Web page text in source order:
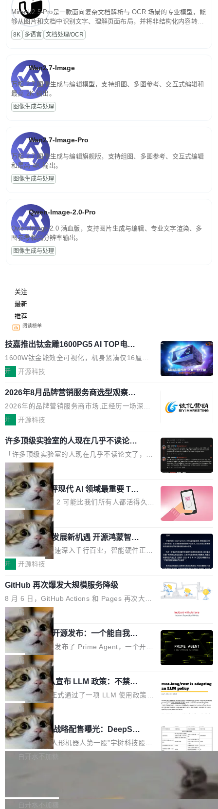
MinerU2.5-Pro是一款面向复杂文档解析与 OCR 场景的专业模型，能
够从图片和文档中识别文字、理解页面布局，并将非结构化内容转换
为便于存储、检索和二次处理的结构化结果。
8K 多语言 文档处理/OCR
Wan2.7-Image
万相 2.7 图像生成与编辑模型，支持组图、多图参考、交互式编辑和
最高 2K 输出。
图像生成与处理
Wan2.7-Image-Pro
万相 2.7 图像生成与编辑旗舰版，支持组图、多图参考、交互式编辑
和最高 4K 输出。
图像生成与处理
Qwen-Image-2.0-Pro
Qwen-Image-2.0 满血版，支持图片生成与编辑、专业文字渲染、多
图参考和高分辨率输出。
图像生成与处理
关注
最新
推荐
阅读榜单
技嘉推出钛金雕1600PG5 AI TOP电
源：为发烧级主机与本地AI算力打造旗
舰供电方案
1600W钛金能效全可视化，机身紧凑仅16厘米
继2026台北电脑展首度亮相后，技嘉科技近日正
电源专为发烧级DIY主机与本地AI算力平台打
造，整机长度仅16厘米，提供1600W额定功率
与80PLUS钛金能效；支持ATX 3.1与PCIe 5.1
实时LCD监控屏，可充分满足当下高阶PC主机
的严苛使用需求。 澎湃功率，紧凑机身 钛金雕1
600PG5 AI TOP具备强悍输出功率，同时实现
机身尺寸大幅精简。整机长度仅16厘米，属于同
功率段机身尺寸十分紧凑的1600W电源产品。小
巧机身有效提升市面主流标准A...
开 开源科技
2026年8月品牌营销服务商选型观察：
从流量思维到品牌资产思维的范式转移
2026年的品牌营销服务商市场,正经历一场深刻
的价值重构。全球全案品牌代理机构市场从2025
复合增长率达5.44%,预计2032年将突破120亿美
元。数字广告与公共关系相关服务市场更是从20
25年的8463亿美元扩张至2026年的8763亿美
元。数字的背后是一个清晰的事实——品牌对专
业化营销服务的需求从未如此迫切。 但市场扩容
的同时,服务商的竞争逻辑正在改变。2026年Top
Agency年度合辑的观察指出,“产品”这个离消费
者最近的载体,在整个品牌营销层面的权重显著变
高了。全域营销服务商的竞争正在从规模转向深
度,案例厚度、全域覆盖、多线协同...
开 开源科技
许多顶级实验室的人现在几乎不读论文
了
「许多顶级实验室的人现在几乎不读论文了，而
且他们认为 ICLR/ICML/NeurIPS 充斥着大量过
度宣传和欺诈。」 OpenAI 研究员 Keller Jorda
n 这条推文引发了广泛讨论。他不是在说风凉
话，他是说出了一个圈内人尽皆知但很少公开捅
破的事实。 Jordan 随后补充了一句软化声明：
「我不认为这些会议上大部分论文都在过度宣传
或造假。问题是，作为读者，如果你筛选出那些
看起来最令人兴奋的论文，那它们大部分都是过
度宣传的。」 这才是真正的痛点。不是所有论文
都有问题，是最吸引眼球的那批论文最有问题。
他引用的帖子来自 Mathew Shen，一位 ICLR 2
026 的读者：「看了篇 ...
局
xAI 前工程师评现代 AI 领域最重要 Top
3 开源项目
Flash Attention 2 可能比我们所有人都活得久。
这句话不是来自某个技术博客，而是出自 Hieu
Pham 的一条推文。Hieu Pham 是谁？他是 xAI
的早期工程师之一，在 Grok 训练基础设施团队
工作过。近日他在 X 上发了一条帖子，列出了他
认为现代 AI 领域最重要的三个开源项目。 第一
理由很具体。FA 系列不需要解释，但 FA2 是他
认为最重要的一个——复杂度恰到好处，刚好能
驱动你去学 CuTe，但还没被那些"邪恶的" Hopp
er++ 优化所淹没，足够容易修改和适配。 更关
键的是 FA2 的持久性...
局
共商智能硬件发展新机遇 开源鸿蒙智能
硬件开发者日杭州站即将举行
随着万物智联加速深入千行百业，智能硬件正从
单点设备迈向智能化、网联化、协同化发展。作
鸿蒙通过统一技术底座和分布式能力，为不同类
型智能设备的开发、连接与互联提供关键支撑，
也为产业链企业探索产品创新与商业增长打开新
的空间。 8月14日，开源鸿蒙智能硬件开发者日
（OHDD：OpenHarmony Hardware Develope
r Day）将在杭州启航。活动面向智能硬件产业
链企业和开发者，邀请行业专家与资深技术顾
问，围绕开源鸿蒙技术能力、设备适配、芯片适
配、功耗与稳定性调优、兼容性测评及统一互联
等内容展开系统讲解和实战交流，帮助企业进一
步了解开源鸿蒙在智能...
开 开源科技
GitHub 再次爆发大规模服务降级
8 月 6 日，GitHub Actions 和 Pages 再次大规
模服务降级，Actions 完全不可用超过 5 小时，
webhook 停发，连自托管 runner 也因调度层故
障无法工作。Pages、Copilot code review、C
opilot coding agent 全部受影响。从检测到完全
恢复，大约 12 小时。 这是 2026 年 8 月的第六
起事故，其中四起与 AI/Copilot 服务相关。 Git
Hub 员工 kdaigle 在 HN 讨论中贴出了一组数
据：2025 年全年 10 亿次 commit。现在，每周
2.75 亿次，全年预计 140 亿次。GitHub...
局
Prime Agent 开源发布：一个能自我改
进的编程 Agent，ARC-AGI 3 超越人类
专家基线
Prime Intellect 发布了 Prime Agent，一个开源
的编程 Agent Harness，核心设计围绕两个抽
象：Recursive Language Model（RLM）和 C
ontinual Harness。在 ARC-AGI 3 基准测试
上，Prime Agent + Opus 5 的组合达到了 95.
5% RHAE Best@1，超过了 ARC 报告的人类专
家基线 95.4%。 不是又一个 coding agent 包装
器 Prime Agent 的架构和市面上大多数 coding
agent 有本质区别。大多数 agent harness 的设
计是基于早期模型的能力—...
局
Rust 项目团队宣布 LLM 政策：不禁
止，但你要承认哪些代码不是你写的
Rust 语言项目正式通过了一项 LLM 使用政策，
覆盖 rust-lang/rust 单一仓库的代码贡献。这不
是项目级别的官方立场，目前由五个团队采纳，
但它可能是主流开源项目中关于 AI 辅助贡献最
细致的一份规则。 政策的核心只有一句话：LLM
可以用来分析、提炼、审阅、建议，但不能用来
不得生成涉及安全性的关键变更，除非作者本身
局
宇树科技 IPO 战略配售曝光：DeepSe
ek 获配 93.3 万股，锁定 36 个月
8月6日晚间，“人形机器人第一股”宇树科技股份
有限公司披露IPO发行价格及战略配售结果，杭
36个月。 公告显示，本次宇树科技战略配售对
白开水不加糖
Bug fixes and enhancements 修复多次传递同
白开水不加糖